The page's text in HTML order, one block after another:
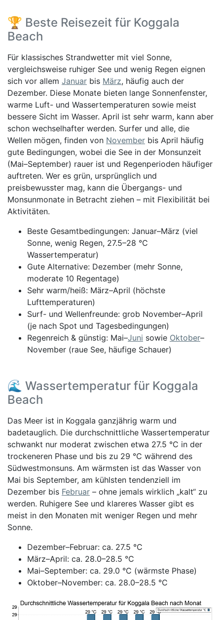
🏆 Beste Reisezeit für Koggala
Beach
Für klassisches Strandwetter mit viel Sonne,
vergleichsweise ruhiger See und wenig Regen eignen
sich vor allem Januar bis März, häufig auch der
Dezember. Diese Monate bieten lange Sonnenfenster,
warme Luft- und Wassertemperaturen sowie meist
bessere Sicht im Wasser. April ist sehr warm, kann aber
schon wechselhafter werden. Surfer und alle, die
Wellen mögen, finden von November bis April häufig
gute Bedingungen, wobei die See in der Monsunzeit
(Mai–September) rauer ist und Regenperioden häufiger
auftreten. Wer es grün, ursprünglich und
preisbewusster mag, kann die Übergangs- und
Monsunmonate in Betracht ziehen – mit Flexibilität bei
Aktivitäten.
Beste Gesamtbedingungen: Januar–März (viel
Sonne, wenig Regen, 27.5–28 °C
Wassertemperatur)
Gute Alternative: Dezember (mehr Sonne,
moderate 10 Regentage)
Sehr warm/heiß: März–April (höchste
Lufttemperaturen)
Surf- und Wellenfreunde: grob November–April
(je nach Spot und Tagesbedingungen)
Regenreich & günstig: Mai–Juni sowie Oktober–
November (raue See, häufige Schauer)
🌊 Wassertemperatur für Koggala
Beach
Das Meer ist in Koggala ganzjährig warm und
badetauglich. Die durchschnittliche Wassertemperatur
schwankt nur moderat zwischen etwa 27.5 °C in der
trockeneren Phase und bis zu 29 °C während des
Südwestmonsuns. Am wärmsten ist das Wasser von
Mai bis September, am kühlsten tendenziell im
Dezember bis Februar – ohne jemals wirklich „kalt“ zu
werden. Ruhigere See und klareres Wasser gibt es
meist in den Monaten mit weniger Regen und mehr
Sonne.
Dezember–Februar: ca. 27.5 °C
März–April: ca. 28.0–28.5 °C
Mai–September: ca. 29.0 °C (wärmste Phase)
Oktober–November: ca. 28.0–28.5 °C